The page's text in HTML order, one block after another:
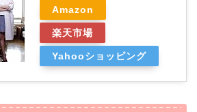
Amazon
楽天市場
Yahooショッピング